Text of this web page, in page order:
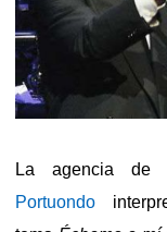
La agencia de
Portuondo